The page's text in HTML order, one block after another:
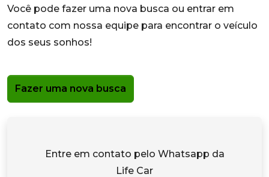
Você pode fazer uma nova busca ou entrar em
contato com nossa equipe para encontrar o veículo
dos seus sonhos!
Fazer uma nova busca
Entre em contato pelo Whatsapp da
Life Car